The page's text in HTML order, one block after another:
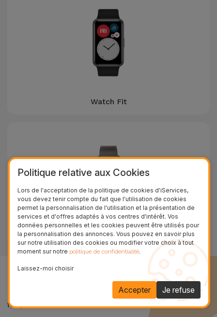
Watch Fit
Watch GT 3 Pro
Questions Fréquentes
Nous répondons ici à certaines des questions les plus
fréquentes de nos clients
Politique relative aux Cookies
Lors de l'acceptation de la politique de cookies d'iServices,
vous devez tenir compte du fait que l'utilisation de cookies
permet la personnalisation de l'utilisation et la présentation de
services et d'offres adaptés à vos centres d'intérêt. Vos
données personnelles et les cookies peuvent être utilisés pour
la personnalisation des annonces. Vous pouvez en savoir plus
sur notre utilisation des cookies ou modifier votre choix à tout
moment sur notre politique de confidentialité.
Laissez-moi choisir
Je refuse
Accepter